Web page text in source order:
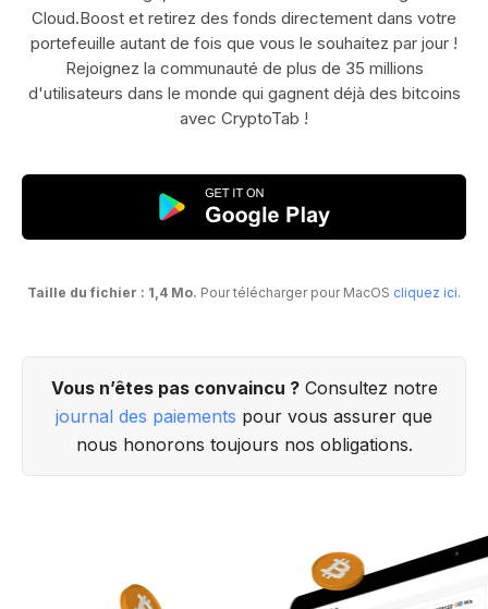
Cloud.Boost et retirez des fonds directement dans votre
portefeuille autant de fois que vous le souhaitez par jour !
Rejoignez la communauté de plus de 35 millions
d'utilisateurs dans le monde qui gagnent déjà des bitcoins
avec CryptoTab !
Taille du fichier : 1,4 Mo. Pour télécharger pour MacOS cliquez ici.
Vous n’êtes pas convaincu ?Consultez notre
journal des paiements pour vous assurer que
nous honorons toujours nos obligations.